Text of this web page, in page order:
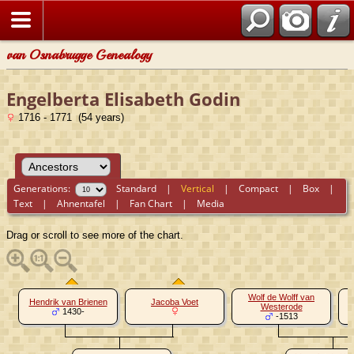
van Osnabrugge Genealogy
Engelberta Elisabeth Godin
1716 - 1771 (54 years)
Generations: Standard |Vertical |Compact | Box |
Text |Ahnentafel | Fan Chart | Media
Drag or scroll to see more of the chart.
Hendrik van Brienen
1430-
Jacoba Voet
Wolf de Wolff van
Westerode
-1513